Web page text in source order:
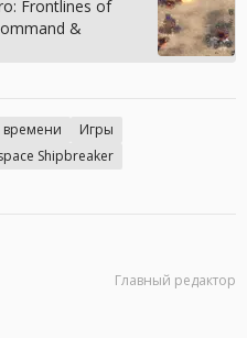
Frontlines of
&
времени
Игры
Shipbreaker
Главный редактор